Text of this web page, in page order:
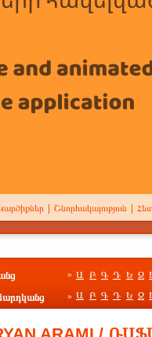
Շնորհակալություն
» Ա Բ Գ Դ Ե Զ
» Ա Բ Գ Դ Ե Զ